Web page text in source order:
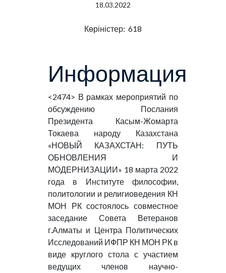
18.03.2022
Көріністер: 618
Информация
<2474> В рамках мероприятий по
обсуждению Послания
Президента Касым-Жомарта
Токаева народу Казахстана
«НОВЫЙ КАЗАХСТАН: ПУТЬ
ОБНОВЛЕНИЯ И
МОДЕРНИЗАЦИИ» 18 марта 2022
года в Институте философии,
политологии и религиоведения КН
МОН РК состоялось совместное
заседание Совета Ветеранов
г.Алматы и Центра Политических
Исследований ИФПР КН МОН РК в
виде круглого стола с участием
ведущих членов научно-